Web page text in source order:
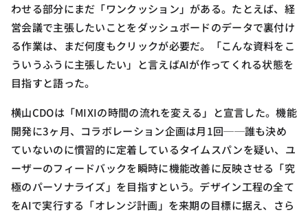
わせる部分にまだ「ワンクッション」がある。たとえば、経
営会議で主張したいことをダッシュボードのデータで裏付け
る作業は、まだ何度もクリックが必要だ。「こんな資料をこ
ういうふうに主張したい」と言えばAIが作ってくれる状態を
目指すと語った。
横山CDOは「MIXIの時間の流れを変える」と宣言した。機能
開発に3ヶ月、コラボレーション企画は月1回──誰も決め
ていないのに慣習的に定着しているタイムスパンを疑い、ユ
ーザーのフィードバックを瞬時に機能改善に反映させる「究
極のパーソナライズ」を目指すという。デザイン工程の全て
をAIで実行する「オレンジ計画」を来期の目標に据え、さら